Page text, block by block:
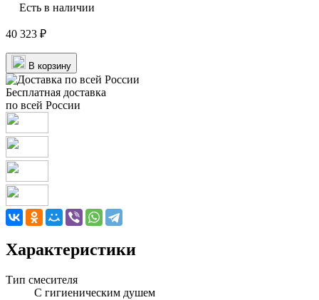
Есть в наличии
40 323 ₽
В корзину
Бесплатная доставка
по всей России
Характеристики
Тип смесителя
С гигиеническим душем